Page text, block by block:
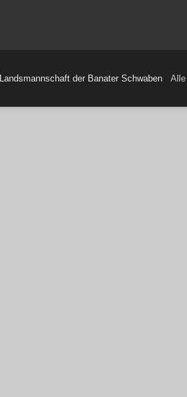
Landsmannschaft der Banater Schwaben Alle